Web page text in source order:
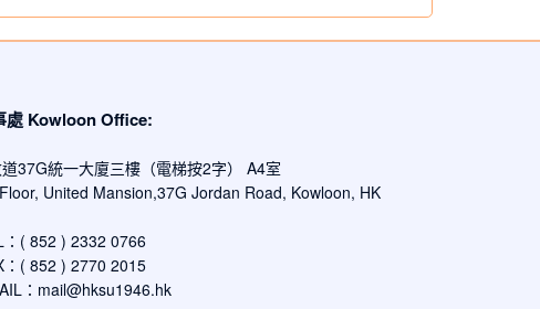
處 Kowloon Office:
37G統一大廈三樓（電梯按2字） A4室
United Mansion,37G Jordan Road, Kowloon, HK
：( 852 ) 2332 0766
：( 852 ) 2770 2015
： mail@hksu1946.hk